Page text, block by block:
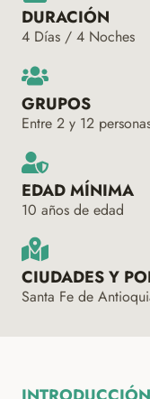
DURACIÓN
4 Días / 4 Noches
GRUPOS
Entre 2 y 12
EDAD MÍNIMA
10 años de edad
CIUDADES Y
Santa Fe de